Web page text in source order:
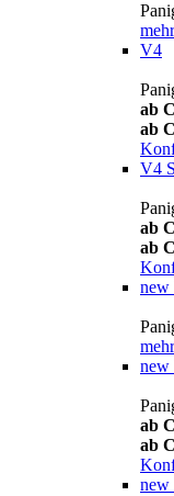
V4
ab
ab
V4 S
ab
ab
new
new
ab
ab
new